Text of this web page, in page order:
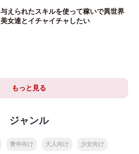
与えられたスキルを使って稼いで異世界
美女達とイチャイチャしたい
もっと見る
ジャンル
青年向け 大人向け 少女向け